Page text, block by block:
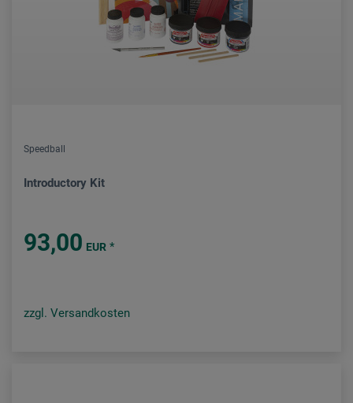
Speedball
Introductory Kit
93,00 EUR *
zzgl. Versandkosten